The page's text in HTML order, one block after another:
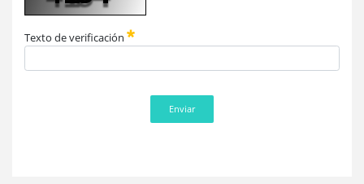
Texto de verificación
Enviar